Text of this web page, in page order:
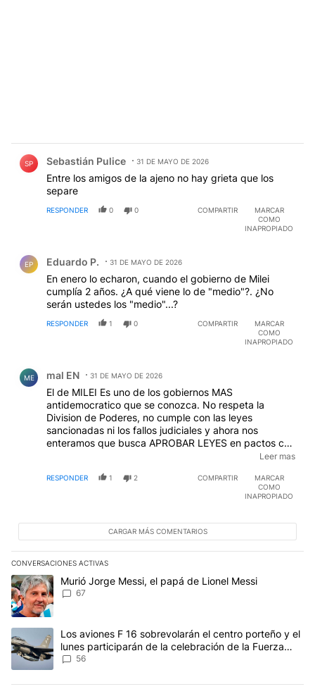
SP Sebastián Pulice 31 DE MAYO DE 2026
Entre los amigos de la ajeno no hay grieta que los
separe
RESPONDER 0 0 COMPARTIR
MARCAR
COMO
INAPROPIADO
EP Eduardo P. 31 DE MAYO DE 2026
En enero lo echaron, cuando el gobierno de Milei
cumplía 2 años. ¿A qué viene lo de "medio"?. ¿No
serán ustedes los "medio"...?
RESPONDER 1 0 COMPARTIR
MARCAR
COMO
INAPROPIADO
ME mal EN 31 DE MAYO DE 2026
El de MILEI Es uno de los gobiernos MAS
antidemocratico que se conozca. No respeta la
Division de Poderes, no cumple con las leyes
sancionadas ni los fallos judiciales y ahora nos
enteramos que busca APROBAR LEYES en pactos con
los Gobernadores segun premios y Castigo....Que es
un Parlamento. Para que sea una escribania cerramos
el Congreso y que MILEI gobierne lo que le queda a
PERONISTAS Y ULTRA K
Leer mas
RESPONDER 1 2 COMPARTIR
MARCAR
COMO
INAPROPIADO
CARGAR MÁS COMENTARIOS
CONVERSACIONES ACTIVAS
Este listado muestra los artículos con más comentarios en los
Un artículo de tendencia con el título "Murió Jorge Messi, el
Murió Jorge Messi, el papá de Lionel Messi
67
Un artículo de tendencia con el título "Los aviones F 16
Los aviones F 16 sobrevolarán el centro porteño y el
lunes participarán de la celebración de la Fuerza
Aérea
56